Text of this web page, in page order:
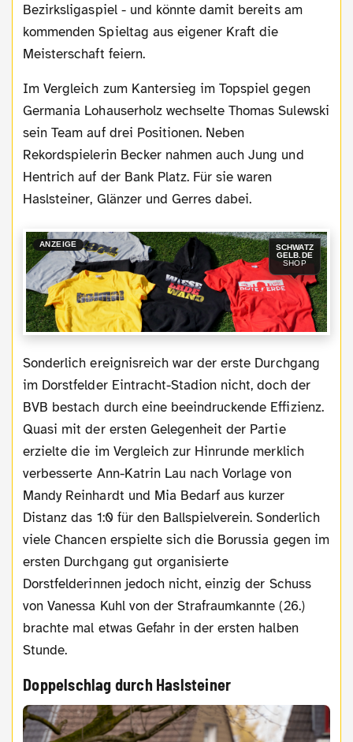
Bezirksligaspiel - und könnte damit bereits am
kommenden Spieltag aus eigener Kraft die
Meisterschaft feiern.
Im Vergleich zum Kantersieg im Topspiel gegen
Germania Lohauserholz wechselte Thomas Sulewski
sein Team auf drei Positionen. Neben
Rekordspielerin Becker nahmen auch Jung und
Hentrich auf der Bank Platz. Für sie waren
Haslsteiner, Glänzer und Gerres dabei.
ANZEIGE
SCHWATZ
GELB.DE
SHOP
Sonderlich ereignisreich war der erste Durchgang
im Dorstfelder Eintracht-Stadion nicht, doch der
BVB bestach durch eine beeindruckende Effizienz.
Quasi mit der ersten Gelegenheit der Partie
erzielte die im Vergleich zur Hinrunde merklich
verbesserte Ann-Katrin Lau nach Vorlage von
Mandy Reinhardt und Mia Bedarf aus kurzer
Distanz das 1:0 für den Ballspielverein. Sonderlich
viele Chancen erspielte sich die Borussia gegen im
ersten Durchgang gut organisierte
Dorstfelderinnen jedoch nicht, einzig der Schuss
von Vanessa Kuhl von der Strafraumkannte (26.)
brachte mal etwas Gefahr in der ersten halben
Stunde.
Doppelschlag durch Haslsteiner